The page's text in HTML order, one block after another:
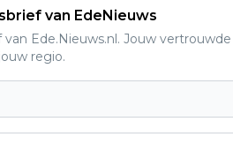
van EdeNieuws
Ede.Nieuws.nl. Jouw
regio.